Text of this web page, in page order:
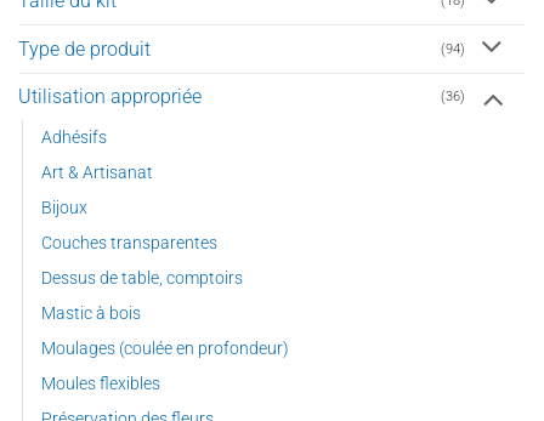
Type de produit (94)
Utilisation appropriée (36)
Adhésifs
Art & Artisanat
Bijoux
Couches transparentes
Dessus de table, comptoirs
Mastic à bois
Moulages (coulée en profondeur)
Moules flexibles